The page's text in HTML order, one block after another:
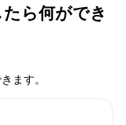
ら何ができ
ます。